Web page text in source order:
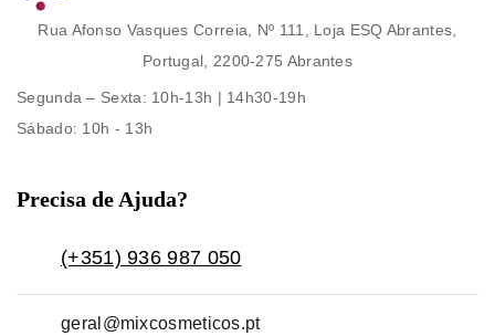
Rua Afonso Vasques Correia, Nº 111, Loja ESQ Abrantes,
Portugal, 2200-275 Abrantes
Segunda – Sexta: 10h-13h | 14h30-19h
Sábado: 10h - 13h
Precisa de Ajuda?
(+351) 936 987 050
geral@mixcosmeticos.pt